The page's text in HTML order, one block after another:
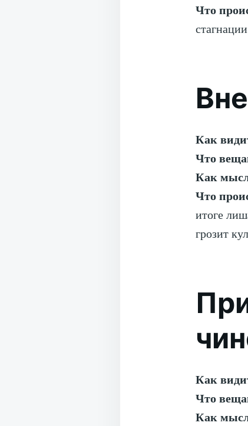
Что
Как
Что
Как
Что
итоге
грозит
Как
Что
Как